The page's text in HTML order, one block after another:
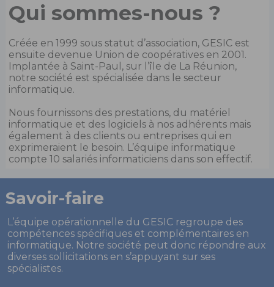
Qui sommes-nous ?
Créée en 1999 sous statut d’association, GESIC est
ensuite devenue Union de coopératives en 2001.
Implantée à Saint-Paul, sur l’île de La Réunion,
notre société est spécialisée dans le secteur
informatique.
Nous fournissons des prestations, du matériel
informatique et des logiciels à nos adhérents mais
également à des clients ou entreprises qui en
exprimeraient le besoin. L’équipe informatique
compte 10 salariés informaticiens dans son effectif.
Savoir-faire
L’équipe opérationnelle du GESIC regroupe des
compétences spécifiques et complémentaires en
informatique. Notre société peut donc répondre aux
diverses sollicitations en s’appuyant sur ses
spécialistes.